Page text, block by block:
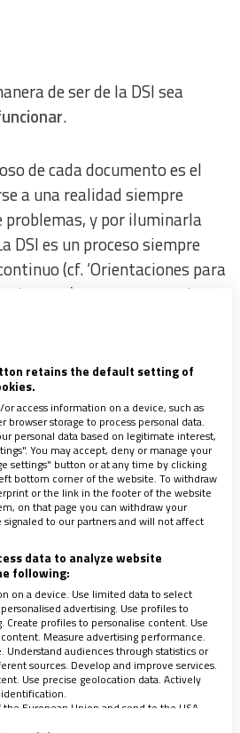
de ser de la DSI sea
.
de cada documento es el
a una realidad siempre
problemas, y por iluminarla
DSI es un proceso siempre
(cf. ‘Orientaciones para
n. 11), en un proceso de
renovación, debido a los
han ido dándose en la
y a la profundización
en la Iglesia.
de diálogo y de
va surgiendo y
doctrina con mejores
ido formulando unos
que son
derivadas del mensaje
la vida y acción de la
Orientan en la
a la altura de la
expresión de amor a la
retains the default setting of
access information on a device, such as
browser storage to process personal data.
personal data based on legitimate interest,
You may accept, deny or manage your
settings" button or at any time by clicking
bottom corner of the website. To withdraw
or the link in the footer of the website
on that page you can withdraw your
to our partners and will not affect
data to analyze website
following:
on a device. Use limited data to select
advertising. Use profiles to
Create profiles to personalise content. Use
Measure advertising performance.
audiences through statistics or
sources. Develop and improve services.
Use precise geolocation data. Actively
European Union and send to the USA.
applies solely to this website/app.